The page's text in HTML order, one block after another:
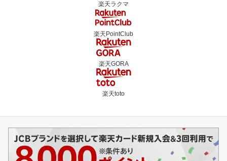
楽天ラクマ
楽天PointClub
楽天GORA
楽天toto